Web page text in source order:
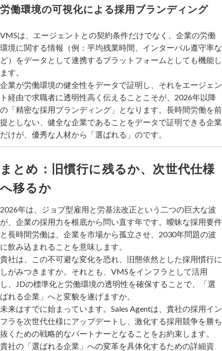
労働環境の可視化による採用ブランディング
VMSは、エージェントとの契約条件だけでなく、企業の労働
環境に関する情報（例：平均残業時間、インターバル遵守率な
ど）をデータとして連携するプラットフォームとしても機能し
ます。
企業が労働環境の健全性をデータで証明し、それをエージェン
ト経由で求職者に透明性高く伝えることこそが、2026年以降
の「精密な採用ブランディング」となります。長時間労働を前
提としない、健全な企業であることをデータで証明できる企業
だけが、優秀な人材から「選ばれる」のです。
まとめ：旧慣行に残るか、次世代仕様
へ移るか
2026年は、ジョブ型雇用と労基法改正という二つの巨大な波
が、企業の採用力を根底から問い直す年です。曖昧な採用要件
と長時間労働は、企業を市場から孤立させ、2030年問題の波
に飲み込まれることを意味します。
貴社は、この不可避な変化を恐れ、旧態依然とした採用慣行に
しがみつきますか。それとも、VMSをインフラとして活用
し、JDの標準化と労働環境の透明性を確保することで、「選
ばれる企業」へと変貌を遂げますか。
未来はすでに始まっています。Sales Agentは、貴社の採用イン
フラを次世代仕様にアップデートし、激化する採用競争を勝ち
抜くための戦略的なパートナーとなることをお約束します。
貴社の「選ばれる企業」への変革を具体化するための詳細資